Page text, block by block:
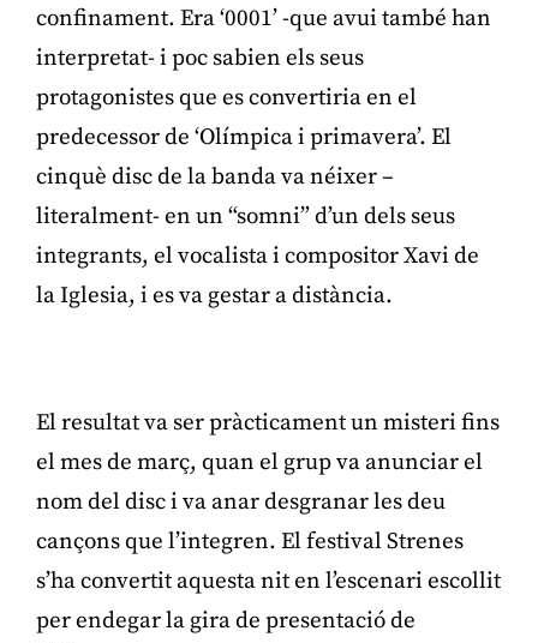
confinament. Era ‘0001’ -que avui també han
interpretat- i poc sabien els seus
protagonistes que es convertiria en el
predecessor de ‘Olímpica i primavera’. El
cinquè disc de la banda va néixer –
literalment- en un “somni” d’un dels seus
integrants, el vocalista i compositor Xavi de
la Iglesia, i es va gestar a distància.
El resultat va ser pràcticament un misteri fins
el mes de març, quan el grup va anunciar el
nom del disc i va anar desgranar les deu
cançons que l’integren. El festival Strenes
s’ha convertit aquesta nit en l’escenari escollit
per endegar la gira de presentació de